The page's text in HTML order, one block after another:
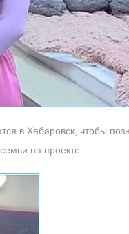
в Хабаровск, чтобы
на проекте.